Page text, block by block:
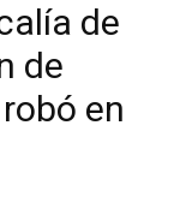
de
de
en